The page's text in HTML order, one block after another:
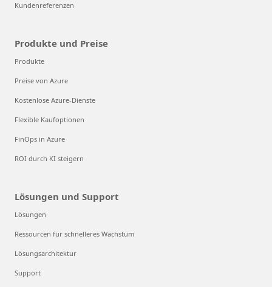
Kundenreferenzen
Produkte und Preise
Produkte
Preise von Azure
Kostenlose Azure-Dienste
Flexible Kaufoptionen
FinOps in Azure
ROI durch KI steigern
Lösungen und Support
Lösungen
Ressourcen für schnelleres Wachstum
Lösungsarchitektur
Support